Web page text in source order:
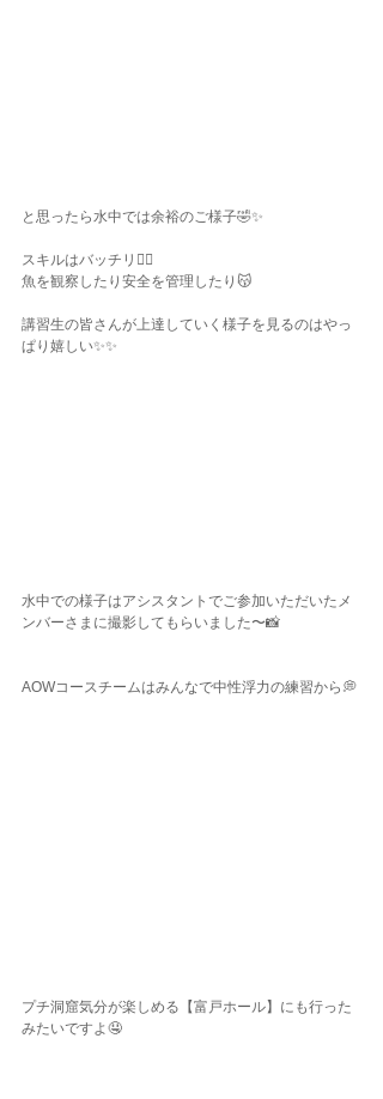
と思ったら水中では余裕のご様子🤣✨
スキルはバッチリ👌🏾
魚を観察したり安全を管理したり😽
講習生の皆さんが上達していく様子を見るのはやっ
ぱり嬉しい✨✨
水中での様子はアシスタントでご参加いただいたメ
ンバーさまに撮影してもらいました〜📸
AOWコースチームはみんなで中性浮力の練習から💭
プチ洞窟気分が楽しめる【富戸ホール】にも行った
みたいですよ🤤